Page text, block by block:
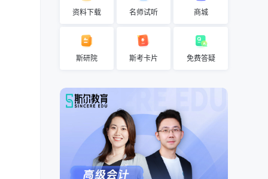
资料下载 名师试听 商城
斯研院 斯考卡片 免费答疑